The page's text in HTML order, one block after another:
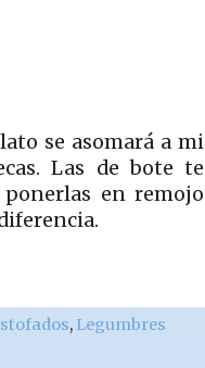
se asomará a mi
Las de bote te
en remojo
, Legumbres